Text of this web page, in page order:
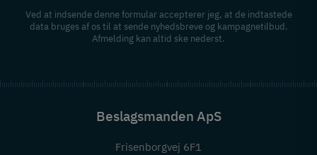
Ved at indsende denne formular accepterer jeg, at de indtastede
data bruges af os til at sende nyhedsbreve og kampagnetilbud.
Afmelding kan altid ske nederst.
Beslagsmanden ApS
Frisenborgvej 6F1